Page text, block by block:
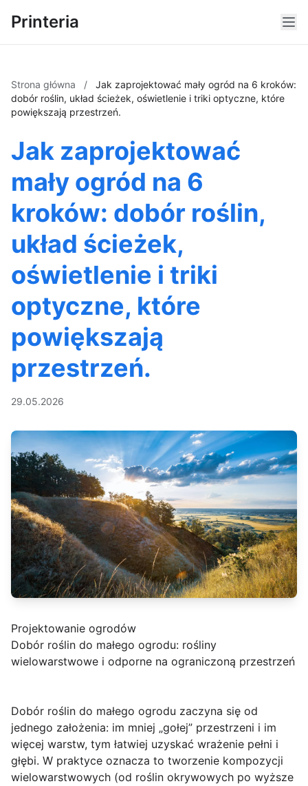
Printeria
Strona główna /
Jak zaprojektować mały ogród na 6 kroków:
dobór roślin, układ ścieżek, oświetlenie i triki optyczne, które
powiększają przestrzeń.
Jak zaprojektować
mały ogród na 6
kroków: dobór roślin,
układ ścieżek,
oświetlenie i triki
optyczne, które
powiększają
przestrzeń.
29.05.2026
Projektowanie ogrodów
Dobór roślin do małego ogrodu: rośliny
wielowarstwowe i odporne na ograniczoną przestrzeń
Dobór roślin do małego ogrodu zaczyna się od
jednego założenia: im mniej „gołej” przestrzeni i im
więcej warstw, tym łatwiej uzyskać wrażenie pełni i
głębi. W praktyce oznacza to tworzenie kompozycji
wielowarstwowych (od roślin okrywowych po wyższe